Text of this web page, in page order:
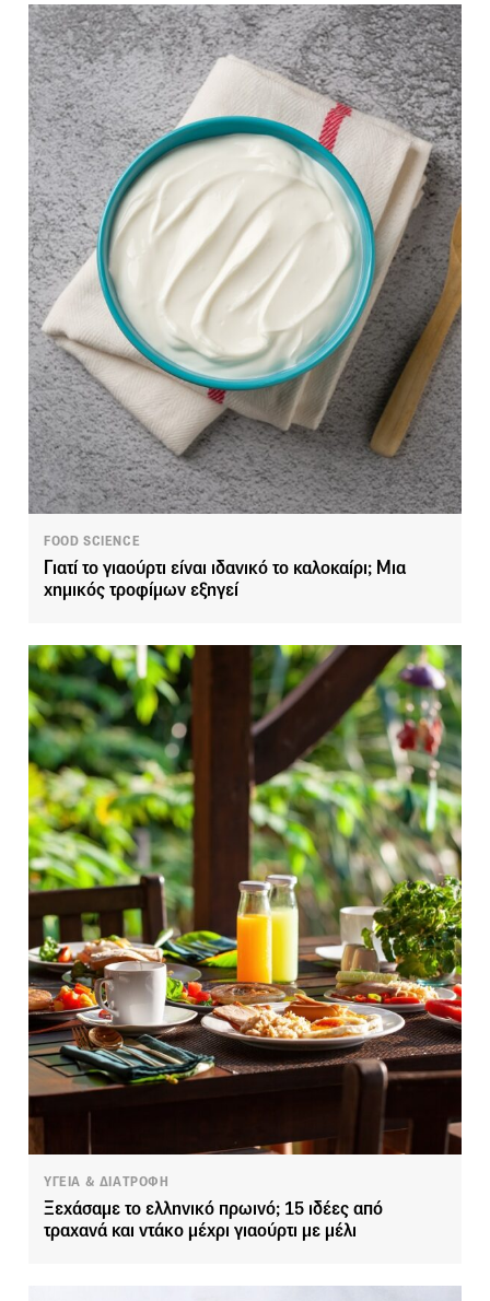
FOOD SCIENCE
Γιατί το γιαούρτι είναι ιδανικό το καλοκαίρι; Μια
χημικός τροφίμων εξηγεί
ΥΓΕΙΑ & ΔΙΑΤΡΟΦΗ
Ξεχάσαμε το ελληνικό πρωινό; 15 ιδέες από
τραχανά και ντάκο μέχρι γιαούρτι με μέλι